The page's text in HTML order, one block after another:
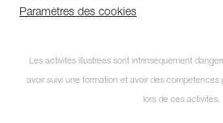
Paramètres des cookies
Les activités illustrées sont intrinsèquement
avoir suivi une formation et avoir des compétences
lors de ces activités.